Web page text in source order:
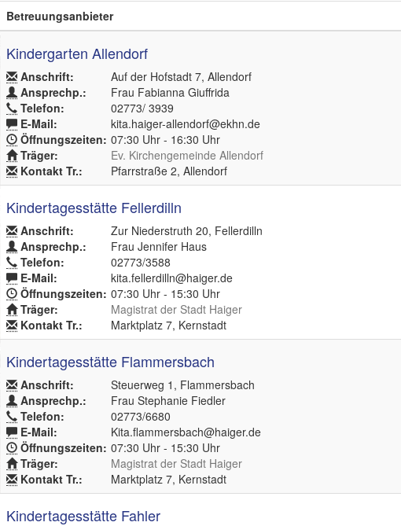
Betreuungsanbieter
Kindergarten Allendorf
Anschrift:
Auf der Hofstadt 7, Allendorf
Ansprechp.:
Frau Fabianna Giuffrida
Telefon:
02773/ 3939
E-Mail:
kita.haiger-allendorf@ekhn.de
Öffnungszeiten: 07:30 Uhr - 16:30 Uhr
Träger:
Ev. Kirchengemeinde Allendorf
Kontakt Tr.:
Pfarrstraße 2, Allendorf
Kindertagesstätte Fellerdilln
Anschrift:
Zur Niederstruth 20, Fellerdilln
Ansprechp.:
Frau Jennifer Haus
Telefon:
02773/3588
E-Mail:
kita.fellerdilln@haiger.de
Öffnungszeiten: 07:30 Uhr - 15:30 Uhr
Träger:
Magistrat der Stadt Haiger
Kontakt Tr.:
Marktplatz 7, Kernstadt
Kindertagesstätte Flammersbach
Anschrift:
Steuerweg 1, Flammersbach
Ansprechp.:
Frau Stephanie Fiedler
Telefon:
02773/6680
E-Mail:
Kita.flammersbach@haiger.de
Öffnungszeiten: 07:30 Uhr - 15:30 Uhr
Träger:
Magistrat der Stadt Haiger
Kontakt Tr.:
Marktplatz 7, Kernstadt
Kindertagesstätte Fahler